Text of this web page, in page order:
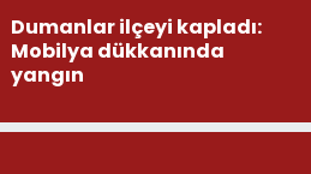
Dumanlar ilçeyi kapladı:
Mobilya dükkanında
yangın